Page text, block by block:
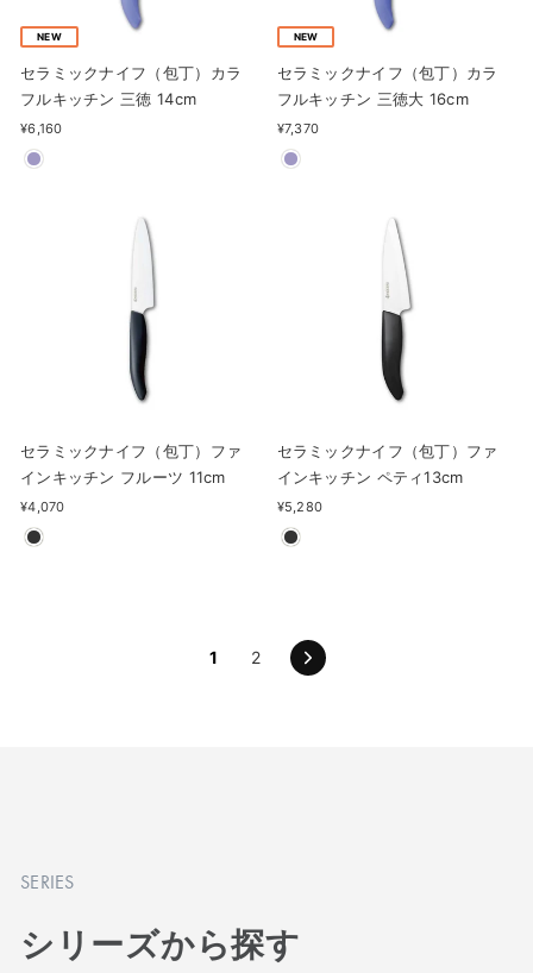
NEW
セラミックナイフ（包丁）カラ
フルキッチン 三徳 14cm
¥6,160
NEW
セラミックナイフ（包丁）カラ
フルキッチン 三徳大 16cm
¥7,370
セラミックナイフ（包丁）ファ
インキッチン フルーツ 11cm
¥4,070
セラミックナイフ（包丁）ファ
インキッチン ペティ13cm
¥5,280
1 2
次
の
シリーズから探す
SERIES